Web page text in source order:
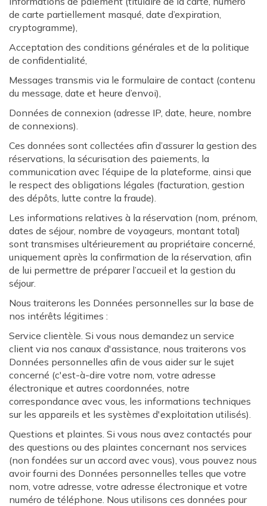
de carte partiellement masqué, date d’expiration,
cryptogramme),
Acceptation des conditions générales et de la politique
de confidentialité,
Messages transmis via le formulaire de contact (contenu
du message, date et heure d’envoi),
Données de connexion (adresse IP, date, heure, nombre
de connexions).
Ces données sont collectées afin d’assurer la gestion des
réservations, la sécurisation des paiements, la
communication avec l’équipe de la plateforme, ainsi que
le respect des obligations légales (facturation, gestion
des dépôts, lutte contre la fraude).
Les informations relatives à la réservation (nom, prénom,
dates de séjour, nombre de voyageurs, montant total)
sont transmises ultérieurement au propriétaire concerné,
uniquement après la confirmation de la réservation, afin
de lui permettre de préparer l’accueil et la gestion du
séjour.
Nous traiterons les Données personnelles sur la base de
nos intérêts légitimes :
Service clientèle. Si vous nous demandez un service
client via nos canaux d'assistance, nous traiterons vos
Données personnelles afin de vous aider sur le sujet
concerné (c'est-à-dire votre nom, votre adresse
électronique et autres coordonnées, notre
correspondance avec vous, les informations techniques
sur les appareils et les systèmes d'exploitation utilisés).
Questions et plaintes. Si vous nous avez contactés pour
des questions ou des plaintes concernant nos services
(non fondées sur un accord avec vous), vous pouvez nous
avoir fourni des Données personnelles telles que votre
nom, votre adresse, votre adresse électronique et votre
numéro de téléphone. Nous utilisons ces données pour